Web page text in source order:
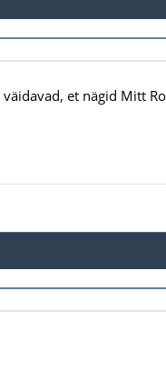
et nägid Mitt